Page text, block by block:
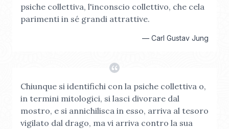
psiche collettiva, l'inconscio collettivo, che cela
parimenti in sé grandi attrattive.
— Carl Gustav Jung
Chiunque si identifichi con la psiche collettiva o,
in termini mitologici, si lasci divorare dal
mostro, e si annichilisca in esso, arriva al tesoro
vigilato dal drago, ma vi arriva contro la sua